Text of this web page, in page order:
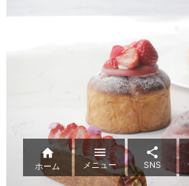

ホーム

メニュー

SNS